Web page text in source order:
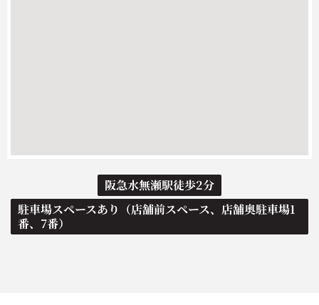
阪急水無瀬駅徒歩2分
駐車場スペースあり（店舗前スペース、店舗奥駐車場1
番、7番）